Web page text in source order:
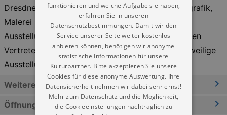
Dresdner Künstlergruppen mit Zeichnung, Druckgrafik,
Malerei und Fotografie. Eröffnet werden die
Ausstellungen vom Oberbürgermeister oder dessen
Vertreter und einem Kunsthistoriker, der in die jeweilige
Ausstellung einführt.
Weitere Informationen
Öffnungszeiten
funktionieren und welche Aufgabe sie haben,
erfahren Sie in unseren
Datenschutzbestimmungen. Damit wir den
Service unserer Seite weiter kostenlos
anbieten können, benötigen wir anonyme
statistische Informationen für unsere
Kulturpartner. Bitte akzeptieren Sie unsere
Cookies für diese anonyme Auswertung. Ihre
Datensicherheit nehmen wir dabei sehr ernst!
Mehr zum Datenschutz und die Möglichkeit,
die Cookieeinstellungen nachträglich zu